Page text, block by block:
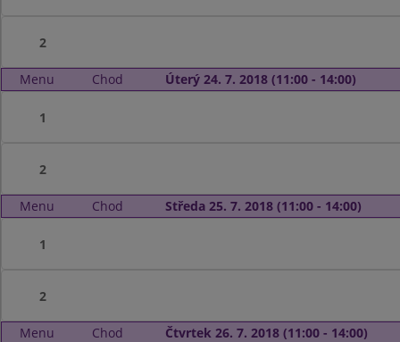
2
Menu Chod Úterý 24. 7. 2018 (11:00 - 14:00)
1
2
Menu Chod Středa 25. 7. 2018 (11:00 - 14:00)
1
2
Menu Chod Čtvrtek 26. 7. 2018 (11:00 - 14:00)